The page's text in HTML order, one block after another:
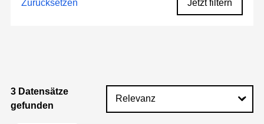
Zurücksetzen Jetzt filtern
3 Datensätze
gefunden